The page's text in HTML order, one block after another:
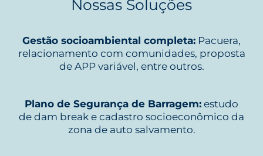
Nossas Soluções
Gestão socioambiental completa: Pacuera,
relacionamento com comunidades, proposta
de APP variável, entre outros.
Plano de Segurança de Barragem: estudo
de dam break e cadastro socioeconômico da
zona de auto salvamento.